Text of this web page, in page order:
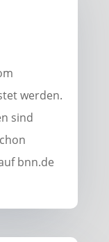
werden.
sind
bnn.de